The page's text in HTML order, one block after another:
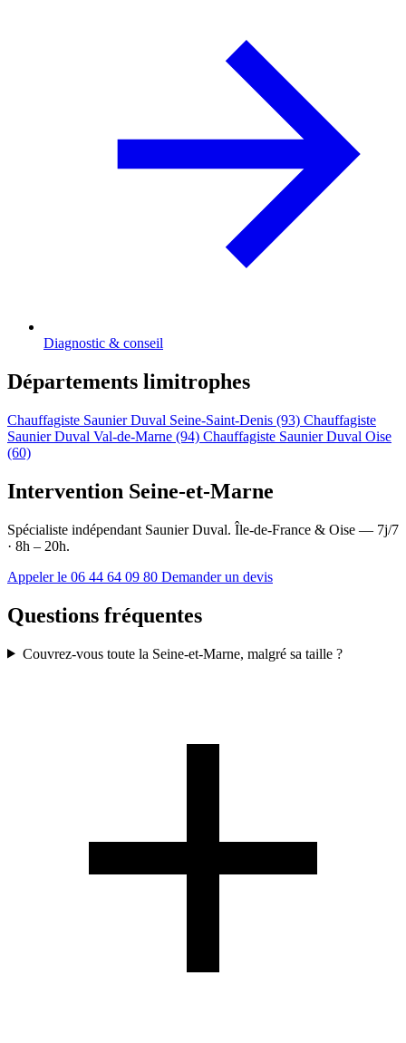
Diagnostic & conseil
Départements limitrophes
Chauffagiste Saunier Duval Seine-Saint-Denis (93) Chauffagiste
Saunier Duval Val-de-Marne (94) Chauffagiste Saunier Duval Oise
(60)
Intervention Seine-et-Marne
Spécialiste indépendant Saunier Duval. Île-de-France & Oise — 7j/7
· 8h – 20h.
Appeler le 06 44 64 09 80 Demander un devis
Questions fréquentes
Couvrez-vous toute la Seine-et-Marne, malgré sa taille ?